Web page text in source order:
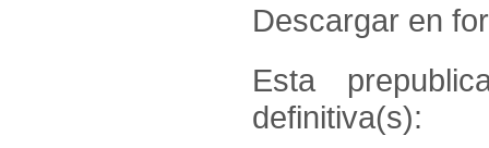
Descargar en
Esta
definitiva(s):